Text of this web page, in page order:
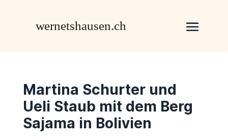
Martina Schurter und
Ueli Staub mit dem Berg
Sajama in Bolivien